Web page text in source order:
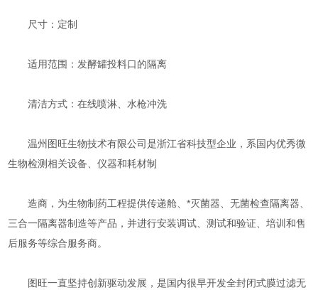
尺寸：定制
适用范围：发酵罐投料口的隔离
清洁方式：在线喷淋、水枪冲洗
温州图旺生物技术有限公司是浙江省科技型企业，系国内优秀微
生物检测相关设备、仪器和耗材制
造商，为生物制药工程提供传递舱、*灭菌器、无菌检查隔离器、
三合一隔离器制造等产品，并进行安装调试、测试和验证、培训和售
后服务等综合服务商。
图旺一直坚持创新驱动发展，是国内很早开发全封闭式膜过滤无